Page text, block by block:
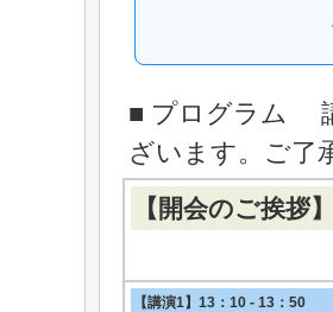
■ プログラム
ざいます。ご了
【開会のご挨拶
【講演1】13：10 - 13：50